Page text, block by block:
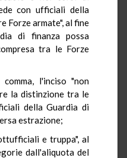
con ufficiali della
Forze armate", al fine
di finanza possa
tra le Forze
l'inciso "non
la distinzione tra le
della Guardia di
estrazione;
e truppa", al
dall'aliquota del